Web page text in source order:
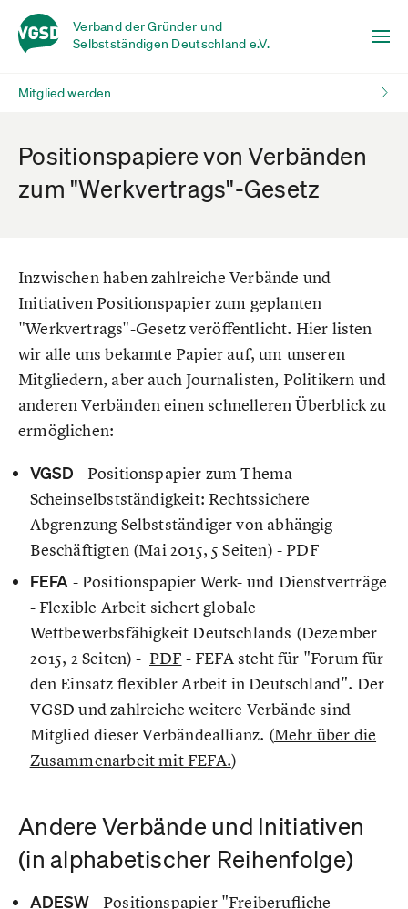
Verband der Gründer und
Selbstständigen Deutschland e.V.
Mitglied werden
Positionspapiere von Verbänden
zum "Werkvertrags"-Gesetz
Inzwischen haben zahlreiche Verbände und
Initiativen Positionspapier zum geplanten
"Werkvertrags"-Gesetz veröffentlicht. Hier listen
wir alle uns bekannte Papier auf, um unseren
Mitgliedern, aber auch Journalisten, Politikern und
anderen Verbänden einen schnelleren Überblick zu
ermöglichen:
VGSD - Positionspapier zum Thema
Scheinselbstständigkeit: Rechtssichere
Abgrenzung Selbstständiger von abhängig
Beschäftigten (Mai 2015, 5 Seiten) - PDF
FEFA - Positionspapier Werk- und Dienstverträge
- Flexible Arbeit sichert globale
Wettbewerbsfähigkeit Deutschlands (Dezember
2015, 2 Seiten) - PDF - FEFA steht für "Forum für
den Einsatz flexibler Arbeit in Deutschland". Der
VGSD und zahlreiche weitere Verbände sind
Mitglied dieser Verbändeallianz. (Mehr über die
Zusammenarbeit mit FEFA.)
Andere Verbände und Initiativen
(in alphabetischer Reihenfolge)
ADESW - Positionspapier "Freiberufliche